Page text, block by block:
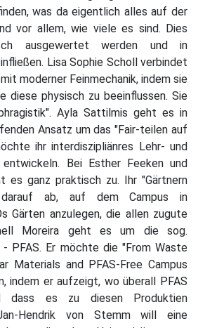
was da eigentlich alles auf der
vor allem, wie viele es sind. Dies
ausgewertet werden und in
Lisa Sophie Scholl verbindet
moderner Feinmechanik, indem sie
diese physisch zu beeinflussen. Sie
Ayla Sattilmis geht es in
Ansatz um das "Fair-teilen auf
ihr interdiszipliänres Lehr- und
Bei Esther Feeken und
es ganz praktisch zu. Ihr "Gärtnern
ab, auf dem Campus in
Gärten anzulegen, die allen zugute
Moreira geht es um die sog.
- PFAS. Er möchte die "From Waste
Materials and PFAS-Free Campus
indem er aufzeigt, wo überall PFAS
dass es zu diesen Produktien
Hendrik von Stemm will eine